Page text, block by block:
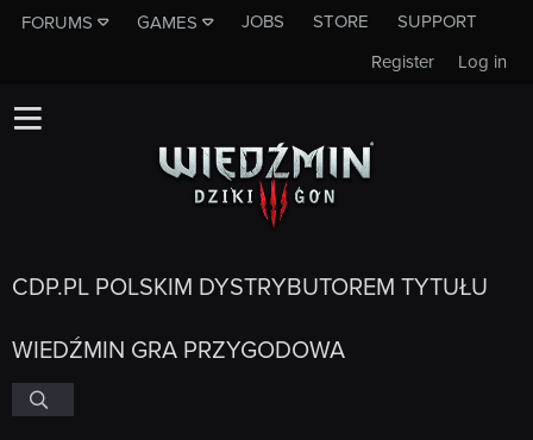
FORUMS GAMES JOBS STORE
SUPPORT
Log in
Register
CDP.PL POLSKIM DYSTRYBUTOREM TYTUŁU
WIEDŹMIN GRA PRZYGODOWA